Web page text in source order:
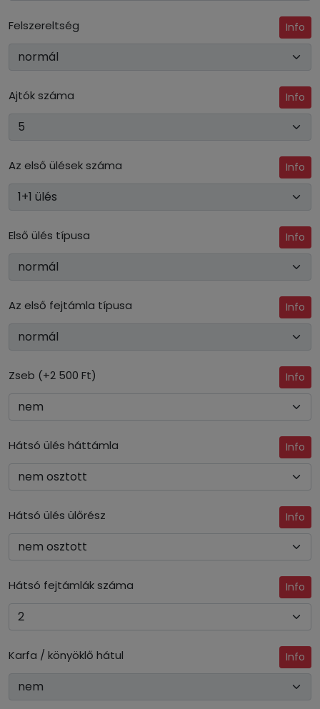
Felszereltség Info
Ajtók száma Info
Az első ülések száma Info
Első ülés típusa Info
Az első fejtámla típusa Info
Zseb (+2 500 Ft) Info
Hátsó ülés háttámla Info
Hátsó ülés ülőrész Info
Hátsó fejtámlák száma Info
Karfa / könyöklő hátul Info